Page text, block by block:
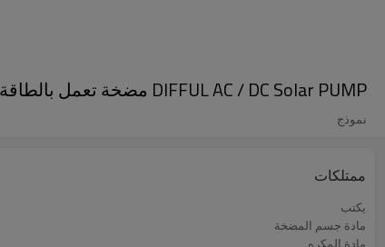
DIFFUL AC / DC Solar PUMP مضخة تعمل بالطاقة الشمسية مملوءة بالمياه مع مزود مضخة مياه شمسية محمية S / S
نموذج
ممتلكات
يكتب
مادة جسم المضخة
مادة المكره